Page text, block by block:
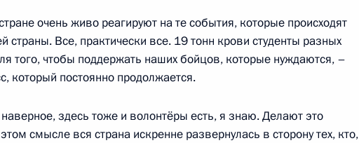
Дальневосточного федерального
Хабаровск
22
среда
очень живо реагируют на те события, которые происходят
страны. Все, практически все. 19 тонн крови студенты разных
того, чтобы поддержать наших бойцов, которые нуждаются, –
который постоянно продолжается.
здесь тоже и волонтёры есть, я знаю. Делают это
смысле вся страна искренне развернулась в сторону тех, кто,